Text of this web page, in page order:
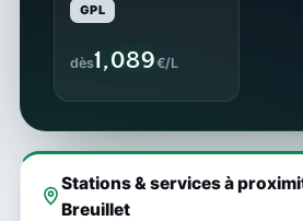
GPL
dès1,089€/L
Stations & services à
Breuillet